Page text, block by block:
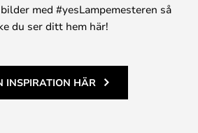
med #yesLampemesteren så
du ser ditt hem här!
INSPIRATION HÄR